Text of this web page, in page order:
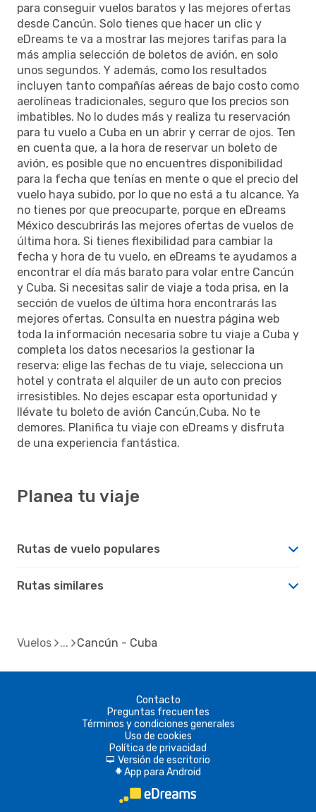
para conseguir vuelos baratos y las mejores ofertas
desde Cancún. Solo tienes que hacer un clic y
eDreams te va a mostrar las mejores tarifas para la
más amplia selección de boletos de avión, en solo
unos segundos. Y además, como los resultados
incluyen tanto compañías aéreas de bajo costo como
aerolíneas tradicionales, seguro que los precios son
imbatibles. No lo dudes más y realiza tu reservación
para tu vuelo a Cuba en un abrir y cerrar de ojos. Ten
en cuenta que, a la hora de reservar un boleto de
avión, es posible que no encuentres disponibilidad
para la fecha que tenías en mente o que el precio del
vuelo haya subido, por lo que no está a tu alcance. Ya
no tienes por que preocuparte, porque en eDreams
México descubrirás las mejores ofertas de vuelos de
última hora. Si tienes flexibilidad para cambiar la
fecha y hora de tu vuelo, en eDreams te ayudamos a
encontrar el día más barato para volar entre Cancún
y Cuba. Si necesitas salir de viaje a toda prisa, en la
sección de vuelos de última hora encontrarás las
mejores ofertas. Consulta en nuestra página web
toda la información necesaria sobre tu viaje a Cuba y
completa los datos necesarios la gestionar la
reserva: elige las fechas de tu viaje, selecciona un
hotel y contrata el alquiler de un auto con precios
irresistibles. No dejes escapar esta oportunidad y
llévate tu boleto de avión Cancún,Cuba. No te
demores. Planifica tu viaje con eDreams y disfruta
de una experiencia fantástica.
Planea tu viaje
Rutas de vuelo populares
Rutas similares
Vuelos Cancún - Cuba
Contacto
Preguntas frecuentes
Términos y condiciones generales
Uso de cookies
Política de privacidad
d Versión de escritorio
A App para Android